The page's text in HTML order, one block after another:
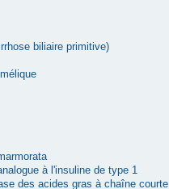
biliaire primitive)
à l'insuline de type 1
des acides gras à chaîne courte